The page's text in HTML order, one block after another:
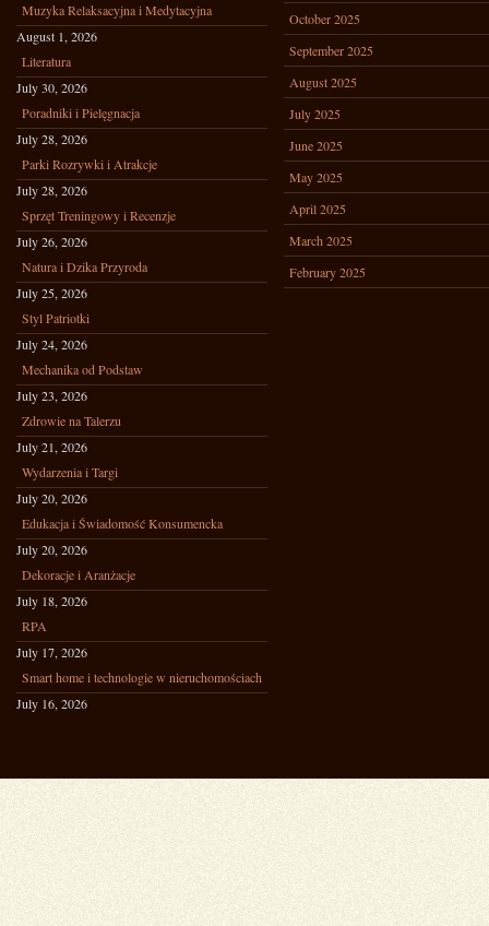
Muzyka Relaksacyjna i Medytacyjna
August 1, 2026
Literatura
July 30, 2026
Poradniki i Pielęgnacja
July 28, 2026
Parki Rozrywki i Atrakcje
July 28, 2026
Sprzęt Treningowy i Recenzje
July 26, 2026
Natura i Dzika Przyroda
July 25, 2026
Styl Patriotki
July 24, 2026
Mechanika od Podstaw
July 23, 2026
Zdrowie na Talerzu
July 21, 2026
Wydarzenia i Targi
July 20, 2026
Edukacja i Świadomość Konsumencka
July 20, 2026
Dekoracje i Aranżacje
July 18, 2026
RPA
July 17, 2026
Smart home i technologie w nieruchomościach
July 16, 2026
October 2025
September 2025
August 2025
July 2025
June 2025
May 2025
April 2025
March 2025
February 2025